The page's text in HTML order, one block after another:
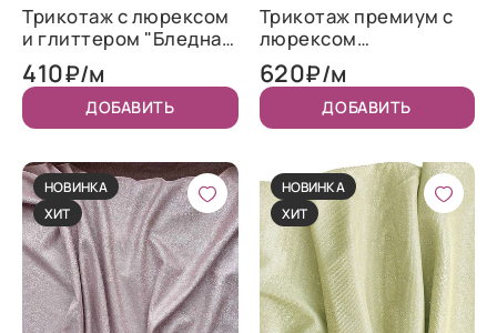
Трикотаж c люрексом
и глиттером "Бледная
сирень"
410₽/м
ДОБАВИТЬ
Трикотаж премиум с
люрексом
"Королевский синий"
620₽/м
ДОБАВИТЬ
НОВИНКА
ХИТ
НОВИНКА
ХИТ